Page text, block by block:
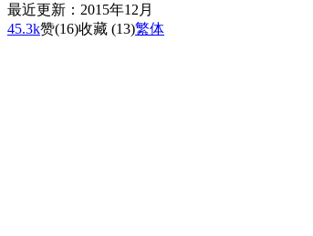
最近更新：2015年12月
45.3k赞(16)收藏 (13)繁体